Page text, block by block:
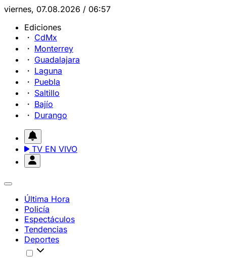
viernes, 07.08.2026 / 06:57
Ediciones
CdMx
Monterrey
Guadalajara
Laguna
Puebla
Saltillo
Bajío
Durango
TV EN VIVO
Última Hora
Policía
Espectáculos
Tendencias
Deportes